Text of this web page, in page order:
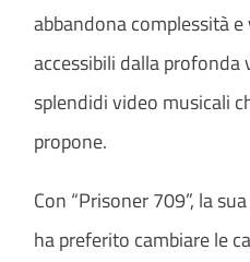
abbandona complessità
accessibili dalla profonda
splendidi video musicali
propone.
Con “Prisoner 709”, la
ha preferito cambiare le